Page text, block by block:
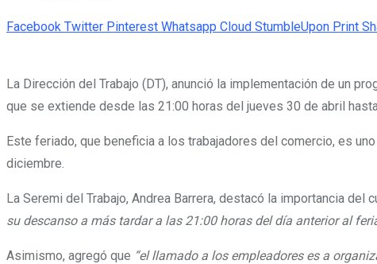
Facebook Twitter Pinterest Whatsapp Cloud StumbleUpon Print
La Dirección del Trabajo (DT), anunció la implementación de un
que se extiende desde las 21:00 horas del jueves 30 de abril
Este feriado, que beneficia a los trabajadores del comercio, es
diciembre.
La Seremi del Trabajo, Andrea Barrera, destacó la importancia del
su descanso a más tardar a las 21:00 horas del día anterior al
Asimismo, agregó que “el llamado a los empleadores es a